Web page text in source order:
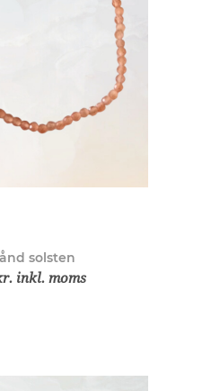
solsten
inkl. moms